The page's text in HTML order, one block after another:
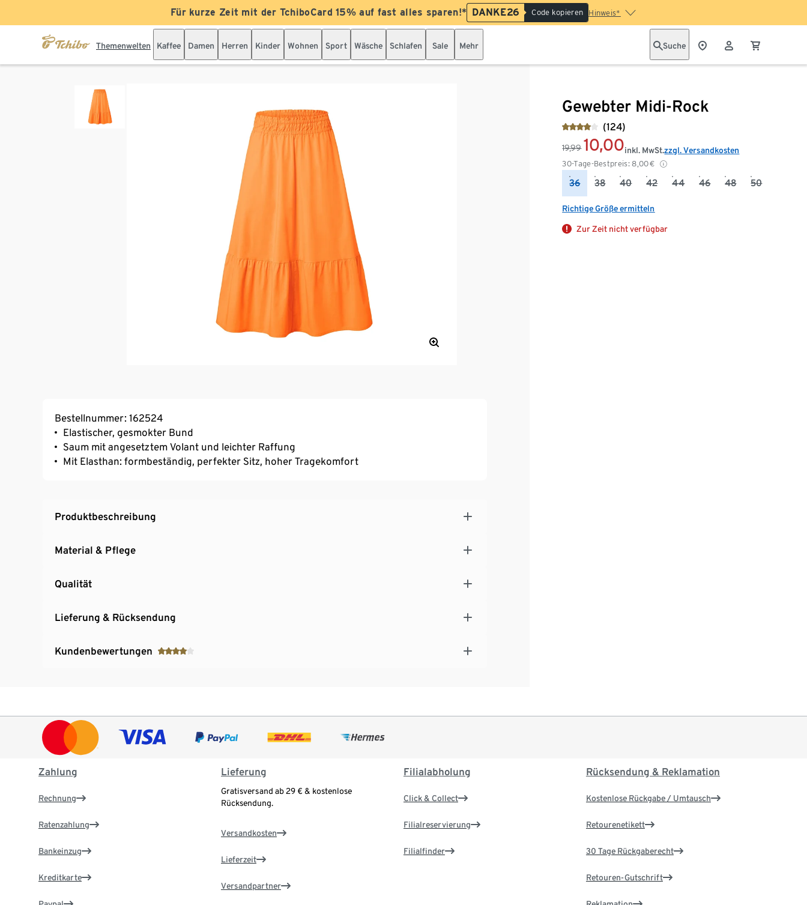
Für kurze Zeit mit der TchiboCard 15% auf fast alles sparen!* DANKE26 Code kopieren Hinweis*
Themenwelten Kaffee Damen Herren Kinder Wohnen Sport Wäsche Schlafen Sale Mehr Suche
Gewebter Midi-Rock
(124)
19,99 10,00
30-Tage-Bestpreis: 8,00€
inkl. MwSt.zzgl. Versandkosten
36 38 40 42 44 46 48 50
Richtige Größe ermitteln
Zur Zeit nicht verfügbar
Bestellnummer: 162524
Elastischer, gesmokter Bund
Saum mit angesetztem Volant und leichter Raffung
Mit Elasthan: formbeständig, perfekter Sitz, hoher Tragekomfort
Produktbeschreibung
Material & Pflege
Qualität
Lieferung & Rücksendung
Kundenbewertungen
Zahlung
Rechnung
Ratenzahlung
Bankeinzug
Kreditkarte
Lieferung
Gratisversand ab 29 € & kostenlose
Rücksendung.
Versandkosten
Lieferzeit
Versandpartner
Filialabholung
Click & Collect
Filialreservierung
Filialfinder
Rücksendung & Reklamation
Kostenlose Rückgabe / Umtausch
Retourenetikett
30 Tage Rückgaberecht
Retouren-Gutschrift